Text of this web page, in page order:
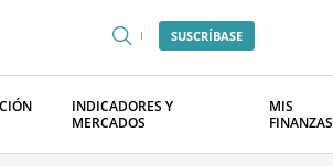
SUSCRÍBASE
INDICADORES Y
MERCADOS
MIS
FINANZAS